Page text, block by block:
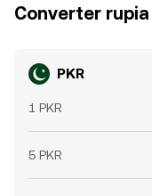
Converter
PKR
1 PKR
5 PKR